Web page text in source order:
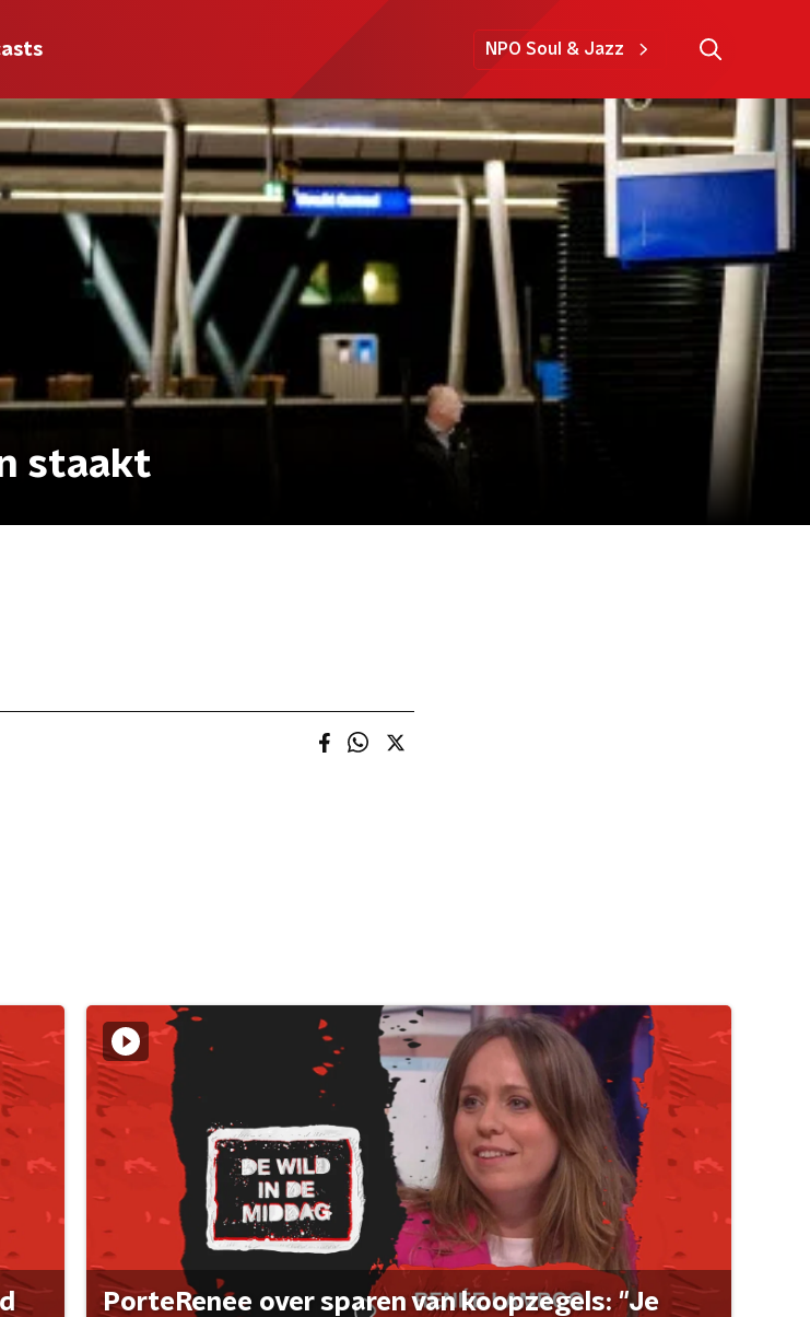
NPO Soul & Jazz
staakt
PorteRenee over sparen van koopzegels: "Je